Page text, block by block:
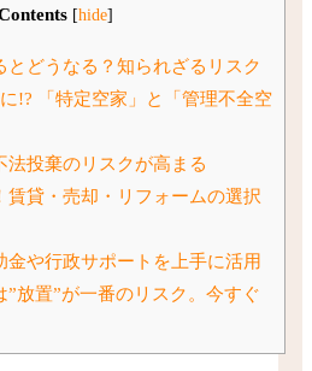
[hide]
とどうなる？知られざるリスク
!? 「特定空家」と「管理不全空
法投棄のリスクが高まる
賃貸・売却・リフォームの選択
金や行政サポートを上手に活用
”放置”が一番のリスク。今すぐ